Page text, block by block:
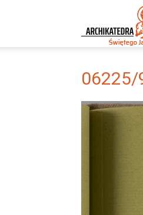
06225/